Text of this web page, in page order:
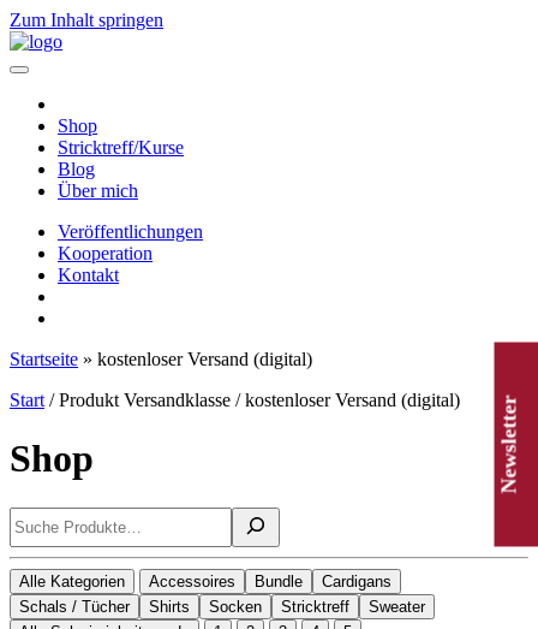
Zum Inhalt springen
Hauptnavigation
Shop
Stricktreff/Kurse
Blog
Über mich
Veröffentlichungen
Kooperation
Kontakt
Startseite » kostenloser Versand (digital)
Start / Produkt Versandklasse / kostenloser Versand (digital)
Shop
Suchen
Alle Kategorien Accessoires Bundle
Cardigans
Schals / Tücher
Shirts Socken Stricktreff
Sweater
Newsletter